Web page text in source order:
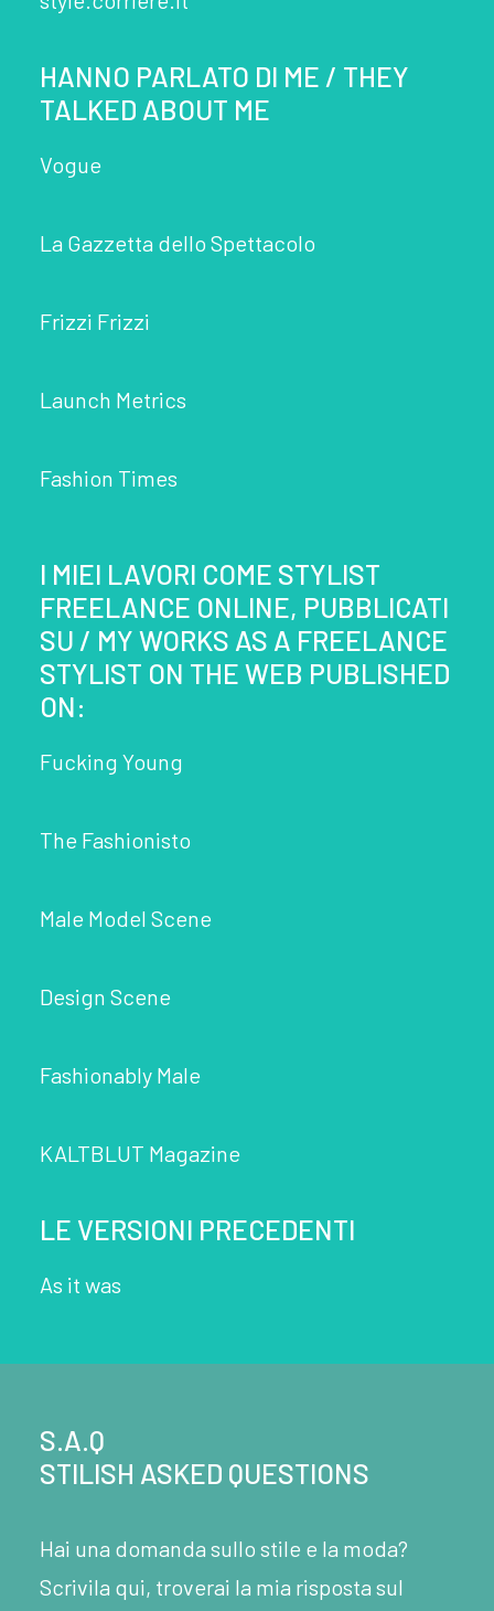
HANNO PARLATO DI ME / THEY
TALKED ABOUT ME
Vogue
La Gazzetta dello Spettacolo
Frizzi Frizzi
Launch Metrics
Fashion Times
I MIEI LAVORI COME STYLIST
FREELANCE ONLINE, PUBBLICATI
SU / MY WORKS AS A FREELANCE
STYLIST ON THE WEB PUBLISHED
ON:
Fucking Young
The Fashionisto
Male Model Scene
Design Scene
Fashionably Male
KALTBLUT Magazine
LE VERSIONI PRECEDENTI
As it was
S.A.Q
STILISH ASKED QUESTIONS
Hai una domanda sullo stile e la moda?
Scrivila qui, troverai la mia risposta sul